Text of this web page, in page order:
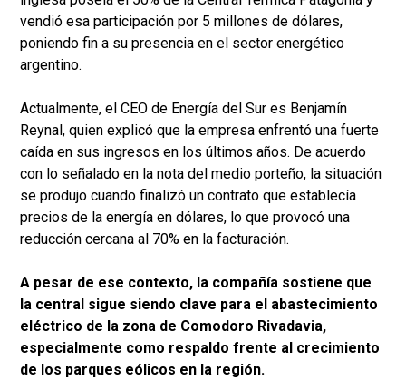
vendió esa participación por 5 millones de dólares,
poniendo fin a su presencia en el sector energético
argentino.
Actualmente, el CEO de Energía del Sur es Benjamín
Reynal, quien explicó que la empresa enfrentó una fuerte
caída en sus ingresos en los últimos años. De acuerdo
con lo señalado en la nota del medio porteño, la situación
se produjo cuando finalizó un contrato que establecía
precios de la energía en dólares, lo que provocó una
reducción cercana al 70% en la facturación.
A pesar de ese contexto, la compañía sostiene que
la central sigue siendo clave para el abastecimiento
eléctrico de la zona de Comodoro Rivadavia,
especialmente como respaldo frente al crecimiento
de los parques eólicos en la región.